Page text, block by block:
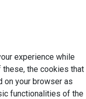
experience while
these, the cookies that
on your browser as
functionalities of the